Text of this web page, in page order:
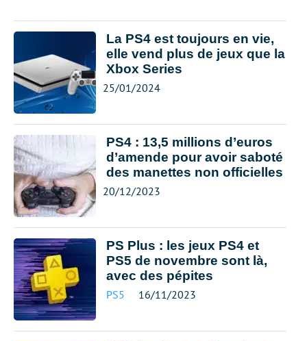
La PS4 est toujours en vie,
elle vend plus de jeux que la
Xbox Series
25/01/2024
PS4 : 13,5 millions d’euros
d’amende pour avoir saboté
des manettes non officielles
20/12/2023
PS Plus : les jeux PS4 et
PS5 de novembre sont là,
avec des pépites
PS5 16/11/2023